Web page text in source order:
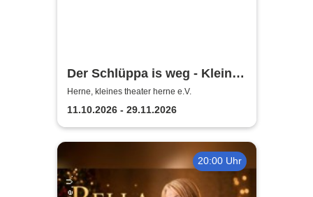
Der Schlüppa is weg - Kleines
Theater Herne
Herne, kleines theater herne e.V.
11.10.2026 - 29.11.2026
20:00 Uhr